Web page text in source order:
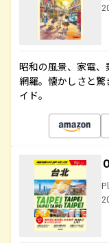
昭和の風景、家電
網羅。懐かしさと
イド。